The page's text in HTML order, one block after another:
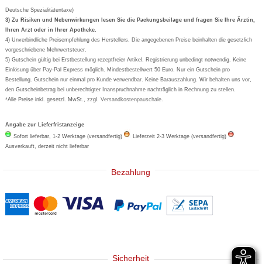
Formoline
Wick
Eucerin
Basica
Deutsche Spezialitätentaxe)
3) Zu Risiken und Nebenwirkungen lesen Sie die Packungsbeilage und fragen Sie Ihre Ärztin,
Ihren Arzt oder in Ihrer Apotheke.
4) Unverbindliche Preisempfehlung des Herstellers. Die angegebenen Preise beinhalten die gesetzlich
vorgeschriebene Mehrwertsteuer.
5) Gutschein gültig bei Erstbestellung rezeptfreier Artikel. Registrierung unbedingt notwendig. Keine
Einlösung über Pay-Pal Express möglich. Mindestbestellwert 50 Euro. Nur ein Gutschein pro
Bestellung. Gutschein nur einmal pro Kunde verwendbar. Keine Barauszahlung. Wir behalten uns vor,
den Gutscheinbetrag bei unberechtigter Inanspruchnahme nachträglich in Rechnung zu stellen.
*Alle Preise inkl. gesetzl. MwSt., zzgl.Versandkostenpauschale.
Angabe zur Lieferfristanzeige
Sofort lieferbar, 1-2 Werktage (versandfertig)
Lieferzeit 2-3 Werktage (versandfertig)
Ausverkauft, derzeit nicht lieferbar
Bezahlung
Sicherheit